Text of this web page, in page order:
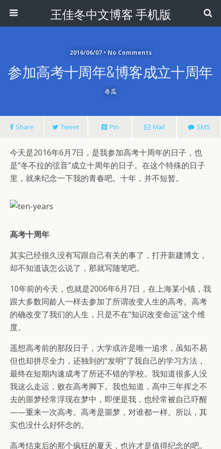
王佳冬中文博客 手机版
2016/06/07 • No Comments
参加高考十周年&博客成立十周年
冬瓜
Share Tweet Pin Mail SMS
今天是2016年6月7日，是我参加高考十周年的日子，也
是“冬不拉的弦音”成立十周年的日子。在这个特殊的日子
里，就来纪念一下我的青春吧。十年，并不短暂。
高考十周年
其实已经很久没有写跟自己有关的事了，打开新建博文，
却不知道该怎么说了，那就写随笔吧。
10年前的今天，也就是2006年6月7日，在上海某小镇，我
跟大多数同龄人一样去参加了所谓改变人生的高考。高考
的确改变了我们的人生，只是不在“知识改变命运”这个维
度。
遥想高考前的那段日子，大学或许是唯一追求，虽知不易
但也却拼尽全力，还独到的“发明”了我自己的学习方法，
最终在短期内速成考了所还不错的学校。我知道很多人没
我这么走运，败在高考脚下。我也知道，高中三年挥之不
去的噩梦经常浮现在梦中，即便是我，也经常被自己吓醒
——重来一次高考。高考是噩梦，对谁都一样。所以，其
实也没什么好怀念的。
高考结束后的那个疯狂的夏天，也许才是值得纪念的吧。